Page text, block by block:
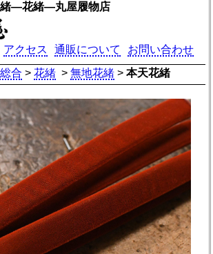
―花緒―丸屋履物店
アクセス 通販について
お問い合わせ
合 >花緒 >無地花緒 >本天花緒